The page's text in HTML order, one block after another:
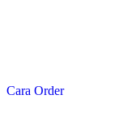
Cara Order